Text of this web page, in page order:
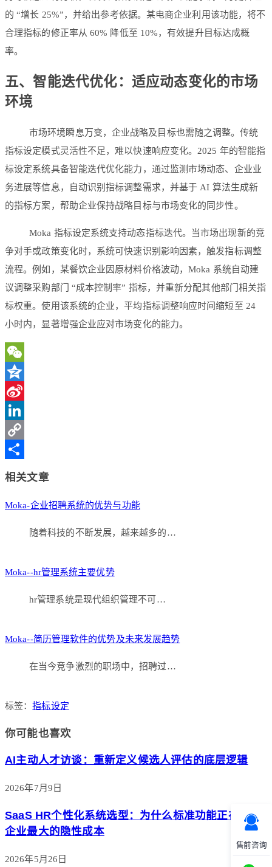
售前咨询
的 “增长 25%”，并给出参考依据。某电商企业利用该功能，将不
合理指标的修正率从 60% 降低至 10%，有效提升目标达成概
率。
五、智能迭代优化：适应动态变化的市场
环境
市场环境瞬息万变，企业战略及目标也需随之调整。传统
指标设定模式灵活性不足，难以快速响应变化。2025 年的智能指
标设定系统具备智能迭代优化能力，通过监测市场动态、企业业
务进展等信息，自动识别指标调整需求，并基于 AI 算法生成新
的指标方案，帮助企业保持战略目标与市场变化的同步性。
Moka 指标设定系统支持动态指标迭代。当市场出现新的竞
争对手或政策变化时，系统可快速识别影响因素，触发指标调整
流程。例如，某餐饮企业因原材料价格波动，Moka 系统自动建
议调整采购部门 “成本控制率” 指标，并重新分配其他部门相关指
标权重。使用该系统的企业，平均指标调整响应时间缩短至 24
小时内，显著增强企业应对市场变化的能力。
WeChat
Qzone
Sina
Weibo
LinkedIn
Copy
相关文章
Moka-企业招聘系统的优势与功能
随着科技的不断发展，越来越多的…
Moka--hr管理系统主要优势
hr管理系统是现代组织管理不可…
Moka--简历管理软件的优势及未来发展趋势
在当今竞争激烈的职场中，招聘过…
标签：指标设定
你可能也喜欢
AI主动人才访谈：重新定义候选人评估的底层逻辑
2026年7月9日
SaaS HR个性化系统选型：为什么标准功能正在成为
企业最大的隐性成本
2026年5月26日